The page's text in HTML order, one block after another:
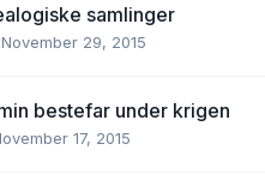
samlinger
November 29, 2015
bestefar under krigen
17, 2015